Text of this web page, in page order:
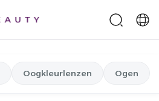
Oogkleurlenzen Ogen